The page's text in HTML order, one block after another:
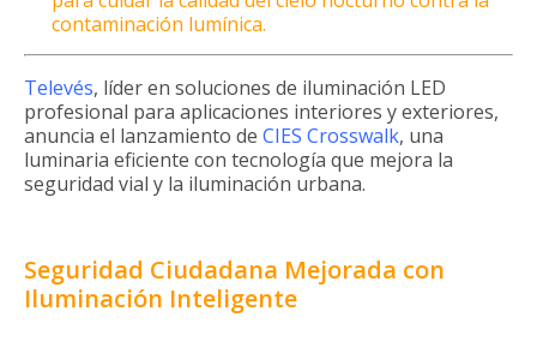
contaminación lumínica.
Televés, líder en soluciones de iluminación LED
profesional para aplicaciones interiores y exteriores,
anuncia el lanzamiento de CIES Crosswalk, una
luminaria eficiente con tecnología que mejora la
seguridad vial y la iluminación urbana.
Seguridad Ciudadana Mejorada con
Iluminación Inteligente